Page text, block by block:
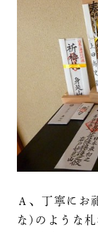
Ａ、丁寧にお
な)のような